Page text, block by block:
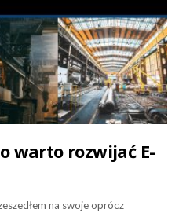
warto rozwijać E-
na swoje oprócz